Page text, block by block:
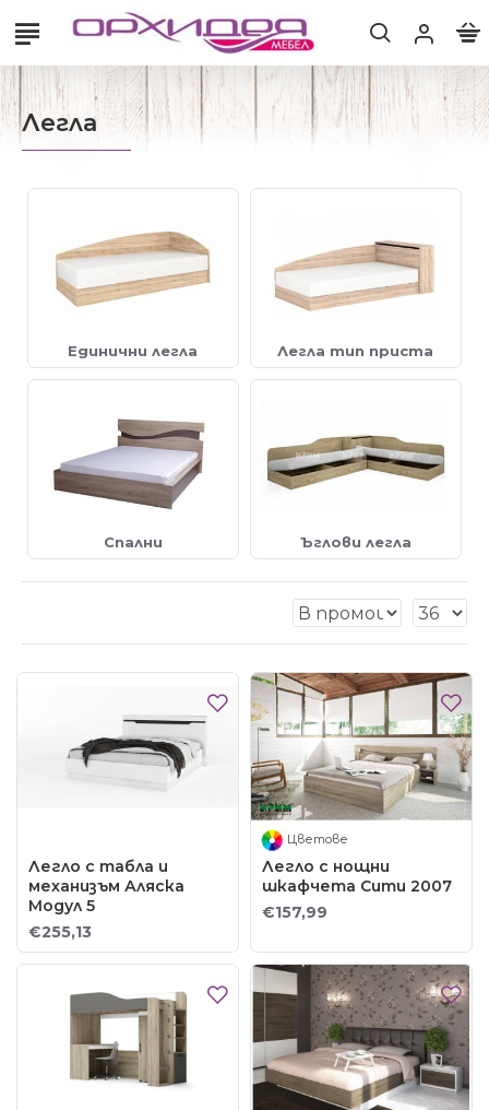
Легла
Единични легла Легла тип приста
Спални Ъглови легла
Легло с табла и
механизъм Аляска
Модул 5
€255,13
Цветове
Легло с нощни
шкафчета Сити 2007
€157,99